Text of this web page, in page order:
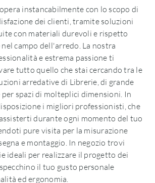
opera instancabilmente con lo scopo di
dei clienti, tramite soluzioni
con materiali durevoli e rispetto
campo dell'arredo. La nostra
e estrema passione ti
tutto quello che stai cercando tra le
arredative di Librerie, di grande
spazi di molteplici dimensioni. In
i migliori professionisti, che
durante ogni momento del tuo
pure visita per la misurazione
e montaggio. In negozio trovi
ideali per realizzare il progetto dei
il tuo gusto personale
ed ergonomia.